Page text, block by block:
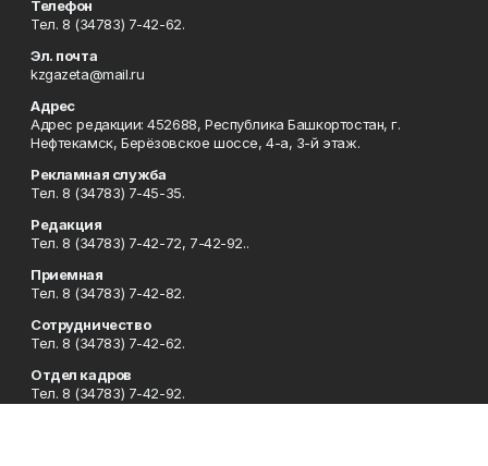
Телефон
Тел. 8 (34783) 7-42-62.
Эл. почта
kzgazeta@mail.ru
Адрес
Адрес редакции: 452688, Республика Башкортостан, г.
Нефтекамск, Берёзовское шоссе, 4-а, 3-й этаж.
Рекламная служба
Тел. 8 (34783) 7-45-35.
Редакция
Тел. 8 (34783) 7-42-72, 7-42-92..
Приемная
Тел. 8 (34783) 7-42-82.
Сотрудничество
Тел. 8 (34783) 7-42-62.
Отдел кадров
Тел. 8 (34783) 7-42-92.